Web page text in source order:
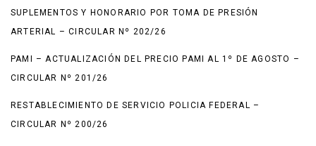
SUPLEMENTOS Y HONORARIO POR TOMA DE PRESIÓN
ARTERIAL – CIRCULAR Nº 202/26
PAMI – ACTUALIZACIÓN DEL PRECIO PAMI AL 1º DE AGOSTO –
CIRCULAR Nº 201/26
RESTABLECIMIENTO DE SERVICIO POLICIA FEDERAL –
CIRCULAR Nº 200/26